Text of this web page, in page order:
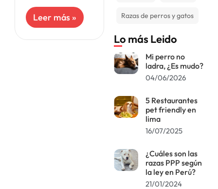
embargo, para su
propia salud es
mantenerlos
Leer más » Razas de perros y gatos
Lo más Leido
Mi perro no
ladra, ¿Es mudo?
04/06/2026
5 Restaurantes
pet friendly en
lima
16/07/2025
¿Cuáles son las
razas PPP según
la ley en Perú?
21/01/2024